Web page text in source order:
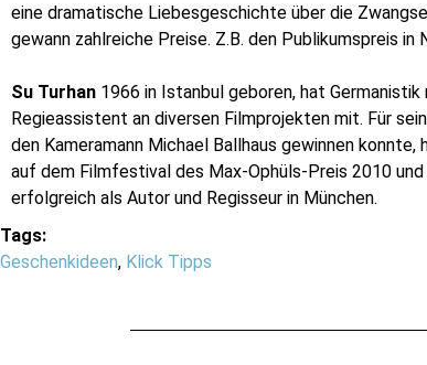
eine dramatische Liebesgeschichte über die
gewann zahlreiche Preise. Z.B. den Publikumspreis in
Su Turhan 1966 in Istanbul geboren, hat
Regieassistent an diversen Filmprojekten mit. Für
den Kameramann Michael Ballhaus gewinnen
auf dem Filmfestival des Max-Ophüls-Preis 2010
erfolgreich als Autor und Regisseur in München.
Tags:
Geschenkideen, Klick Tipps